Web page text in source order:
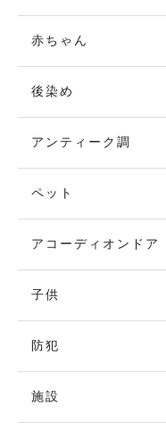
赤ちゃん
後染め
アンティーク調
ペット
アコーディオンドア
子供
防犯
施設